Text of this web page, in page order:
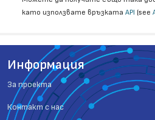
като използвате връзката API (see
Информация
За проекта
Контакт с нас